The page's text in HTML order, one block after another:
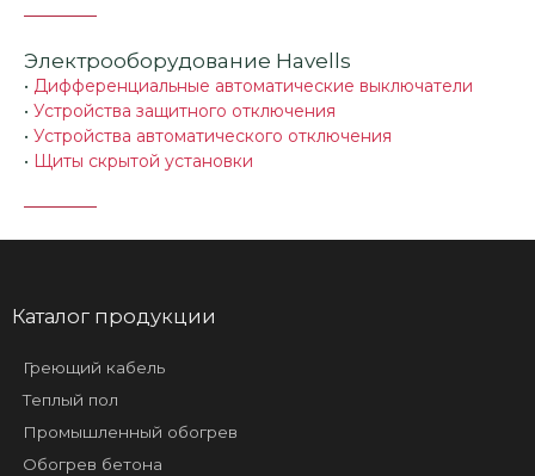
Электрооборудование Havells
• Дифференциальные автоматические выключатели
• Устройства защитного отключения
• Устройства автоматического отключения
• Щиты скрытой установки
Каталог продукции
Греющий кабель
Теплый пол
Промышленный обогрев
Обогрев бетона